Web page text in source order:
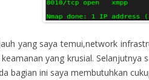
yang saya temui,network
yang krusial. Selanjutnya
bagian ini saya membutuhkan